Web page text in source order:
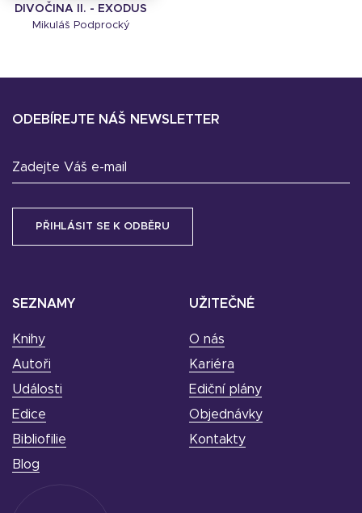
DIVOČINA II. - EXODUS
Mikuláš Podprocký
SEZNAMY
Knihy
Autoři
Události
Edice
Bibliofilie
Blog
UŽITEČNÉ
O nás
Kariéra
Ediční plány
Objednávky
Kontakty
ODEBÍREJTE NÁŠ NEWSLETTER
Zadejte Váš e-mail